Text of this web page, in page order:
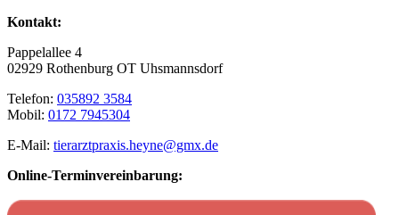
Kontakt:
Pappelallee 4
02929 Rothenburg OT Uhsmannsdorf
Telefon: 035892 3584
Mobil: 0172 7945304
E-Mail: tierarztpraxis.heyne@gmx.de
Online-Terminvereinbarung: